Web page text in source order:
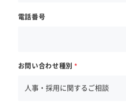
電話番号
お問い合わせ種別